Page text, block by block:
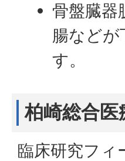
骨盤臓器
腸など
す。
柏崎総合
臨床研究フィ